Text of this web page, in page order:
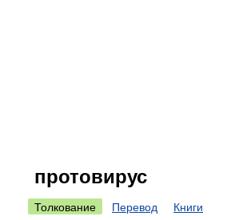
протовирус
Толкование Перевод Книги